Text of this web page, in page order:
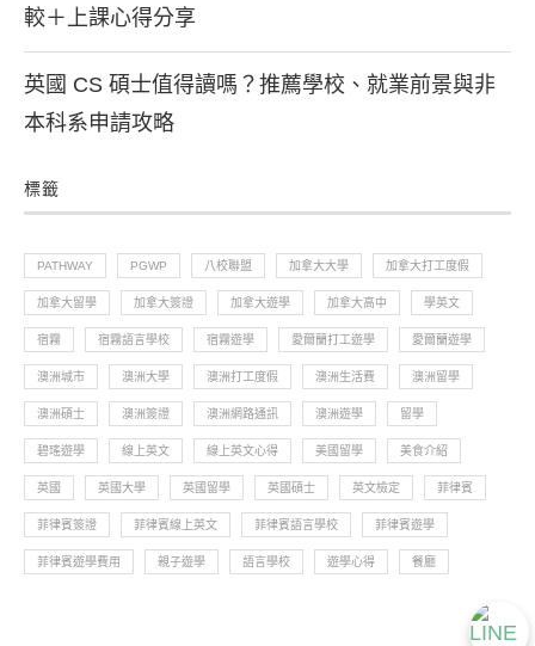
較＋上課心得分享
英國 CS 碩士值得讀嗎？推薦學校、就業前景與非
本科系申請攻略
標籤
PATHWAY PGWP 八校聯盟 加拿大大學 加拿大打工度假
加拿大留學 加拿大簽證 加拿大遊學 加拿大高中 學英文
宿霧 宿霧語言學校 宿霧遊學 愛爾蘭打工遊學 愛爾蘭遊學
澳洲城市 澳洲大學 澳洲打工度假 澳洲生活費 澳洲留學
澳洲碩士 澳洲簽證 澳洲網路通訊 澳洲遊學 留學
碧瑤遊學 線上英文 線上英文心得 美國留學 美食介紹
英國 英國大學 英國留學 英國碩士 英文檢定 菲律賓
菲律賓簽證 菲律賓線上英文 菲律賓語言學校 菲律賓遊學
菲律賓遊學費用 親子遊學 語言學校 遊學心得 餐廳